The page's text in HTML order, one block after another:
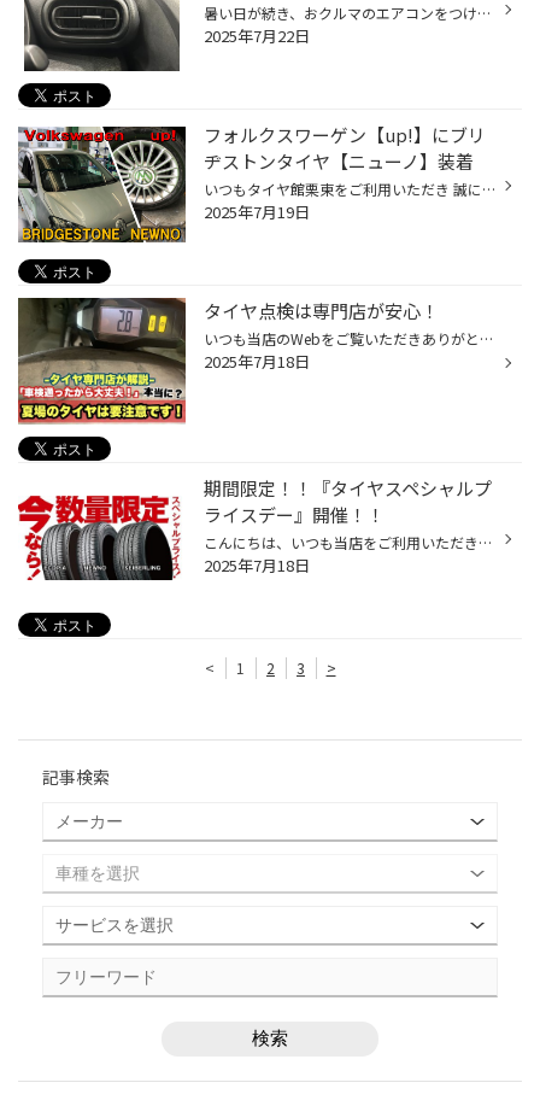
暑い日が続き、おクルマのエアコンをつける機会も増えてきていると思います。 今回は暑い夏に向けた、おクルマのエアコン向け、おススメ商品のご紹介です！ 【おクルマのエアコン、メンテナンスにオススメ商品！】 エアコンには、コンプレッサーという、エアコンを動かす心臓のようなものがあり、 ...
2025年7月22日
フォルクスワーゲン【up!】にブリ
ヂストンタイヤ【ニューノ】装着
いつもタイヤ館栗東をご利用いただき 誠にありがとうございます。 フォルクスワーゲン【up!】に ブリヂストンのニューノーマルタイヤ 【ニューノ】を装着させていただきました。 ニューノは ①雨の日の性能が進化 ②高いライフ性能で経済性が向上 したタイヤとなります。 詳しくは下記リンクよりお願...
2025年7月19日
タイヤ点検は専門店が安心！
いつも当店のWebをご覧いただきありがとうございます(*^^*) 本日は、あるある事案をご紹介＆解説 当店やその他カー用品店でもある事ですが、 車検通したばかりなのに、 タイヤ交換を勧められたこと、ありませんか？ 「車検通ったのになんで？」 「車検通ったら安全ってことじゃないの？」 と、疑問...
2025年7月18日
期間限定！！『タイヤスペシャルプ
ライスデー』開催！！
こんにちは、いつも当店をご利用いただきましてありがとうございます。 本日より、コクピット・タイヤ館におきまして、 期間限定！ サイズ限定！！ 数量限定！！！ お得にお買い求めいただける、「タイヤスペシャルプライスデー」がスタートします！ お得なタイヤのご紹介！！ ワゴンR、N-BOX、タン...
2025年7月18日
< 1 2 3 >
記事検索